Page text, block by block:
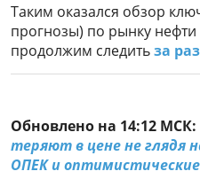
Таким оказался обзор
прогнозы) по рынку
продолжим следитьза
Обновлено на 14:12 МСК:
теряют в цене не глядя
ОПЕК и